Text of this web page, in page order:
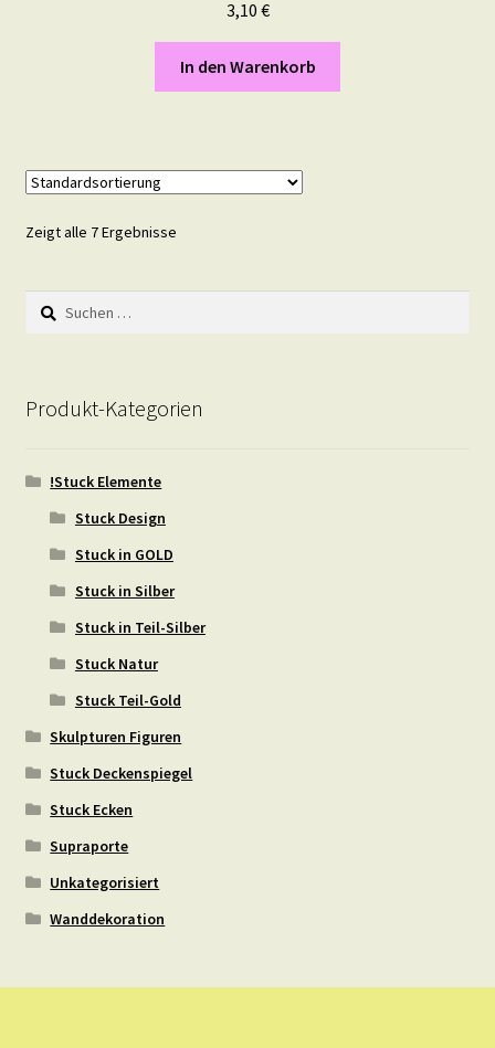
3,10 €
In den Warenkorb
Zeigt alle 7 Ergebnisse
Suchen
nach:
Produkt-Kategorien
!Stuck Elemente
Stuck Design
Stuck in GOLD
Stuck in Silber
Stuck in Teil-Silber
Stuck Natur
Stuck Teil-Gold
Skulpturen Figuren
Stuck Deckenspiegel
Stuck Ecken
Supraporte
Unkategorisiert
Wanddekoration